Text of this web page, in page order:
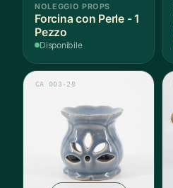
NOLEGGIO PROPS
Forcina con Perle - 1
Pezzo
Disponibile
CA 003-28